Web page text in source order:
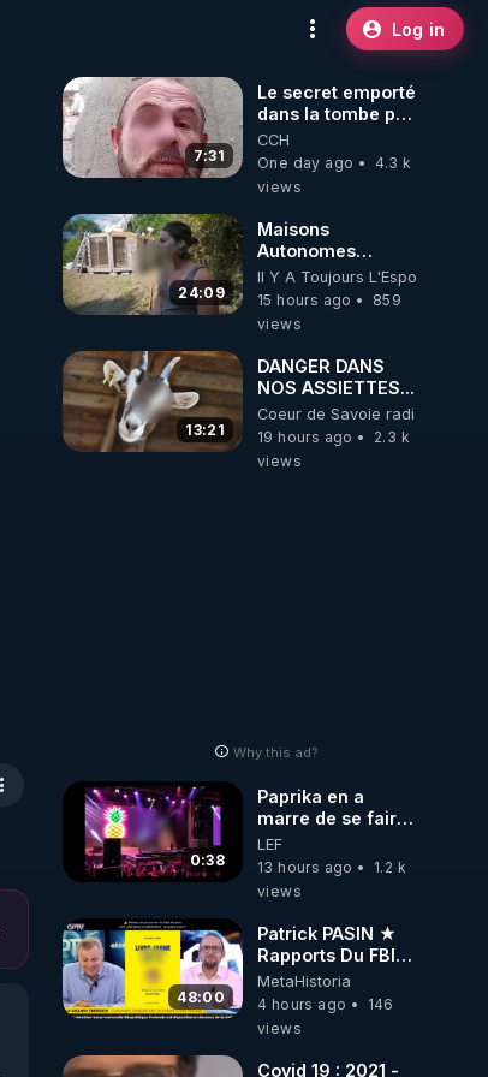
Log in
7:31
Le secret emporté
dans la tombe par
le Commandant
Cousteau le 25
juin 1997
CCH
One day ago
4.3 k
views
24:09
Maisons
Autonomes
Démontables (et
c'est légal). Visite
éco village en
Il Y A Toujours L'Espoir
15 hours ago
859
views
13:21
DANGER DANS
NOS ASSIETTES...
Coeur de Savoie radioweb TV
19 hours ago
2.3 k
views
Why this ad?
0:38
Paprika en a
marre de se faire
interdire de
spectacle. Elle
décide donc de
LEF
13 hours ago
1.2 k
views
48:00
Patrick PASIN ★
Rapports Du FBI :
Ce Qu'Ils Disent
De Plus Grave Sur
Hitler
MetaHistoria
4 hours ago
146
views
Covid 19 : 2021 -